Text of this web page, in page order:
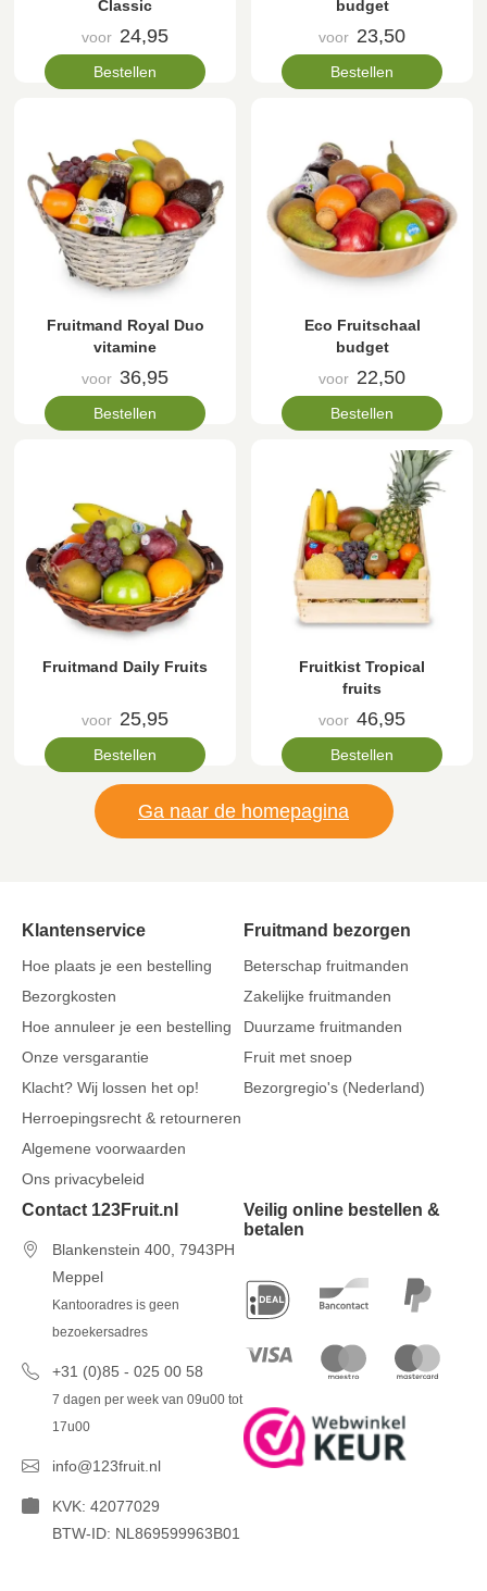
Classic
voor 24,95
Bestellen
budget
voor 23,50
Bestellen
Fruitmand Royal Duo
vitamine
voor 36,95
Bestellen
Eco Fruitschaal
budget
voor 22,50
Bestellen
Fruitmand Daily Fruits
voor 25,95
Bestellen
Fruitkist Tropical
fruits
voor 46,95
Bestellen
Ga naar de homepagina
Klantenservice
Hoe plaats je een bestelling
Bezorgkosten
Hoe annuleer je een bestelling
Onze versgarantie
Klacht? Wij lossen het op!
Herroepingsrecht & retourneren
Algemene voorwaarden
Ons privacybeleid
Fruitmand bezorgen
Beterschap fruitmanden
Zakelijke fruitmanden
Duurzame fruitmanden
Fruit met snoep
Bezorgregio's (Nederland)
Contact 123Fruit.nl
Blankenstein 400, 7943PH
Meppel
Kantooradres is geen
bezoekersadres
+31 (0)85 - 025 00 58
7 dagen per week van 09u00 tot
17u00
info@123fruit.nl
KVK: 42077029
BTW-ID: NL869599963B01
Veilig online bestellen &
betalen